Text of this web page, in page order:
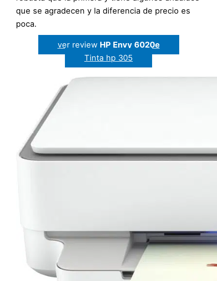
que se agradecen y la diferencia de precio es
poca.
ver review HP Envy 6020e
Tinta hp 305